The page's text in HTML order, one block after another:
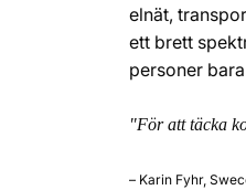
elnät,
ett brett
personer
"För att täcka
– Karin Fyhr,